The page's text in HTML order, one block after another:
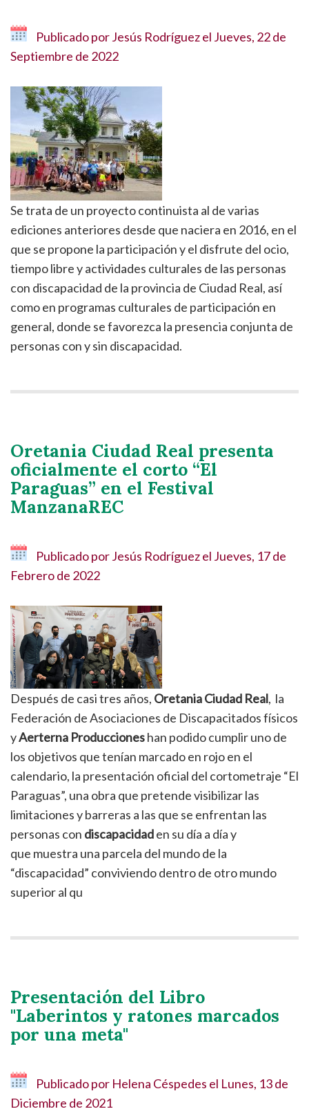
Publicado porJesús Rodríguezel Jueves, 22 de
Septiembre de 2022
Se trata de un proyecto continuista al de varias
ediciones anteriores desde que naciera en 2016, en el
que se propone la participación y el disfrute del ocio,
tiempo libre y actividades culturales de las personas
con discapacidad de la provincia de Ciudad Real, así
como en programas culturales de participación en
general, donde se favorezca la presencia conjunta de
personas con y sin discapacidad.
Oretania Ciudad Real presenta
oficialmente el corto “El
Paraguas” en el Festival
ManzanaREC
Publicado porJesús Rodríguezel Jueves, 17 de
Febrero de 2022
Después de casi tres años, Oretania Ciudad Real, la
Federación de Asociaciones de Discapacitados físicos
yAerterna Produccioneshan podido cumplir uno de
los objetivos que tenían marcado en rojo en el
calendario, la presentación oficial del cortometraje “El
Paraguas”, una obra que pretende visibilizar las
limitaciones y barreras a las que se enfrentan las
personas con discapacidaden su día a día y
que muestra una parcela del mundo de la
“discapacidad” conviviendo dentro de otro mundo
superior al qu
Presentación del Libro
"Laberintos y ratones marcados
por una meta"
Publicado por Helena Céspedes el Lunes, 13 de
Diciembre de 2021